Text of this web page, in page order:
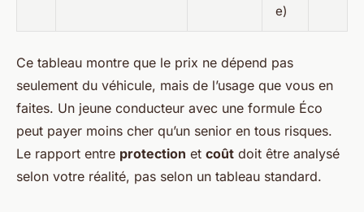
e)
Ce tableau montre que le prix ne dépend pas
seulement du véhicule, mais de l’usage que vous en
faites. Un jeune conducteur avec une formule Éco
peut payer moins cher qu’un senior en tous risques.
Le rapport entre protection et coût doit être analysé
selon votre réalité, pas selon un tableau standard.